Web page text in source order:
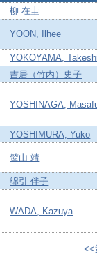
柳 在圭
YOON, Ilhee
YOKOYAMA, Takeshi
吉居（竹内）史子
YOSHINAGA,
YOSHIMURA, Yuko
鹫山 靖
绵引 伴子
WADA, Kazuya
<<